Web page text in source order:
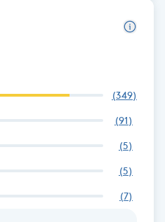
(349)
(91)
(5)
(5)
(7)